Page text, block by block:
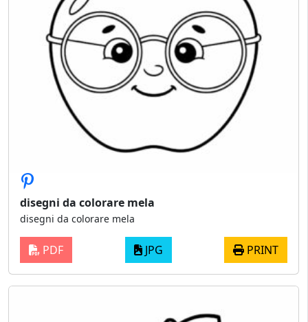
disegni da colorare mela
disegni da colorare mela
PDF JPG PRINT